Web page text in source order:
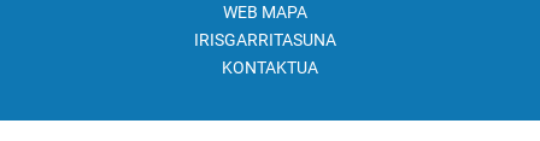
WEB MAPA
IRISGARRITASUNA
KONTAKTUA